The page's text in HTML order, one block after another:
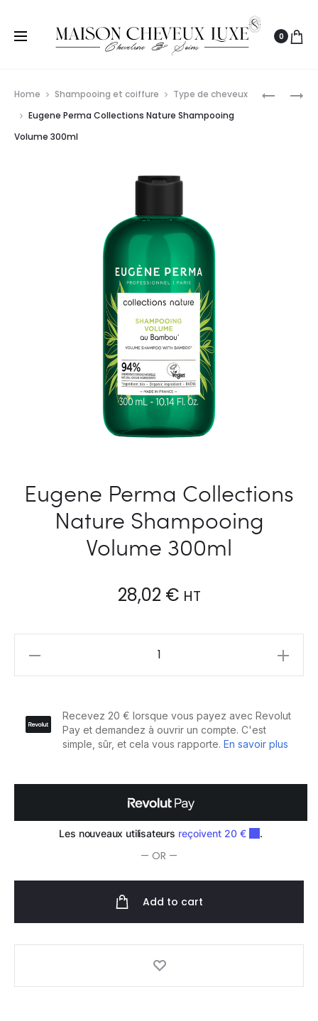
0
EUGENE
Home Shampooing et coiffure
Type de cheveux
Eugene Perma Collections Nature Shampooing
Volume 300ml
Eugene Perma Collections
Nature Shampooing
Volume 300ml
28,02 € HT
Shampooing
quantity
— OR —
Add to cart